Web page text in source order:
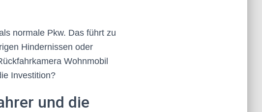
normale Pkw. Das führt zu
Hindernissen oder
Wohnmobil
Investition?
und die